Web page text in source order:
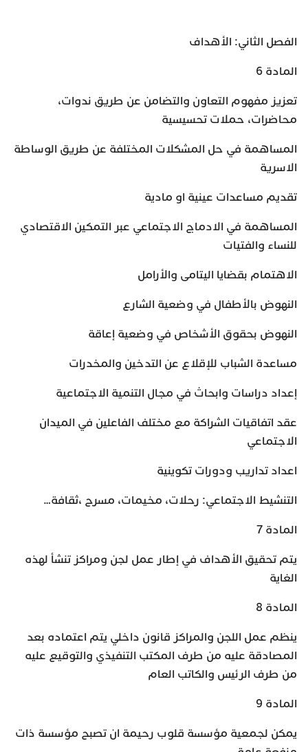
الفصل الثاني: الأهداف
المادة 6
تعزيز مفهوم التعاون والتضامن عن طريق ندوات،
محاضرات، حملات تحسيسية
المساهمة في حل المشكلات المختلفة عن طريق الوساطة
الاسرية
تقديم مساعدات عينية او مادية
المساهمة في الادماج الاجتماعي عبر التمكين الاقتصادي
للنساء والفتيات
الاهتمام بقضايا اليتامى والأرامل
النهوض بالأطفال في وضعية الشارع
النهوض بحقوق الأشخاص في وضعية إعاقة
مساعدة الشباب للإقلاع عن التدخين والمخدرات
إعداد دراسات وابحاث في مجال التنمية الاجتماعية
عقد اتفاقيات الشراكة مع مختلف الفاعلين في الميدان
الاجتماعي
اعداد تداريب ودورات تكوينية
التنشيط الاجتماعي: رحلات، مخيمات، مسرح ،ثقافة…
المادة 7
يتم تحقيق الأهداف في إطار عمل لجن ومراكز تنشأ لهذه
الغاية
المادة 8
ينظم عمل اللجن والمراكز قانون داخلي يتم اعتماده بعد
المصادقة عليه من طرف المكتب التنفيذي والتوقيع عليه
من طرف الرئيس والكاتب العام
المادة 9
يمكن لجمعية مؤسسة قلوب رحيمة ان تصبح مؤسسة ذات